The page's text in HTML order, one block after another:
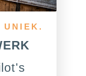
UNIEK.